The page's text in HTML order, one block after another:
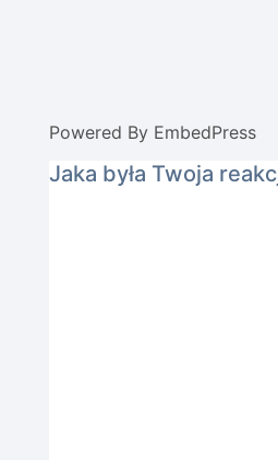
Powered By EmbedPress
Jaka była Twoja